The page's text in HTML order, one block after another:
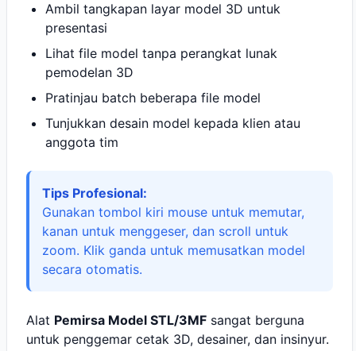
Ambil tangkapan layar model 3D untuk
presentasi
Lihat file model tanpa perangkat lunak
pemodelan 3D
Pratinjau batch beberapa file model
Tunjukkan desain model kepada klien atau
anggota tim
Tips Profesional:
Gunakan tombol kiri mouse untuk memutar,
kanan untuk menggeser, dan scroll untuk
zoom. Klik ganda untuk memusatkan model
secara otomatis.
Alat Pemirsa Model STL/3MF sangat berguna
untuk penggemar cetak 3D, desainer, dan insinyur.